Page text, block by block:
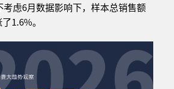
虑6月数据影响下，样本总销售额
1.6%。